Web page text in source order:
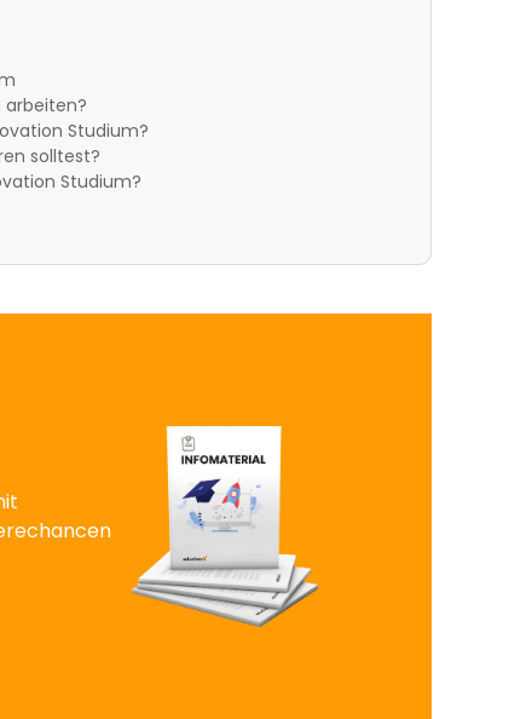
arbeiten?
Studium?
solltest?
Studium?